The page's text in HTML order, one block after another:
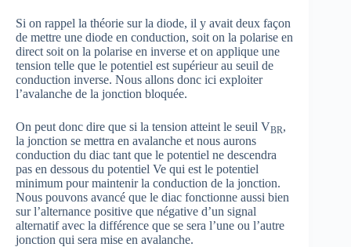
Si on rappel la théorie sur la diode, il y avait deux façon
de mettre une diode en conduction, soit on la polarise en
direct soit on la polarise en inverse et on applique une
tension telle que le potentiel est supérieur au seuil de
conduction inverse. Nous allons donc ici exploiter
l’avalanche de la jonction bloquée.
On peut donc dire que si la tension atteint le seuil VBR,
la jonction se mettra en avalanche et nous aurons
conduction du diac tant que le potentiel ne descendra
pas en dessous du potentiel Ve qui est le potentiel
minimum pour maintenir la conduction de la jonction.
Nous pouvons avancé que le diac fonctionne aussi bien
sur l’alternance positive que négative d’un signal
alternatif avec la différence que se sera l’une ou l’autre
jonction qui sera mise en avalanche.